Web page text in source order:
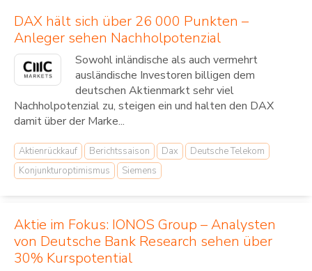
DAX hält sich über 26 000 Punkten –
Anleger sehen Nachholpotenzial
Sowohl inländische als auch vermehrt
ausländische Investoren billigen dem
deutschen Aktienmarkt sehr viel
Nachholpotenzial zu, steigen ein und halten den DAX
damit über der Marke...
Aktienrückkauf Berichtssaison Dax
Deutsche Telekom
Konjunkturoptimismus
Siemens
Aktie im Fokus: IONOS Group – Analysten
von Deutsche Bank Research sehen über
30% Kurspotential